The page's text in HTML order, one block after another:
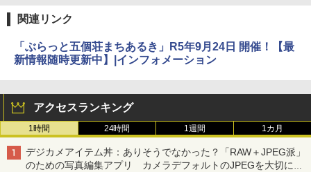
関連リンク
「ぶらっと五個荘まちあるき」R5年9月24日 開催！【最
新情報随時更新中】|インフォメーション
アクセスランキング
1時間 24時間 1週間 1カ月
デジカメアイテム丼：ありそうでなかった？「RAW＋JPEG派」
のための写真編集アプリ カメラデフォルトのJPEGを大切にす